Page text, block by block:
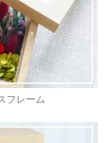
フレーム